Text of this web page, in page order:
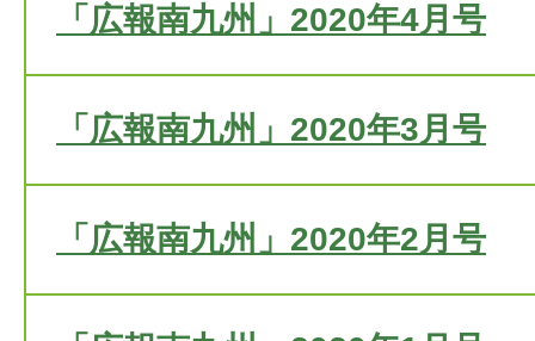
「広報南九州」2020年4月号
「広報南九州」2020年3月号
「広報南九州」2020年2月号